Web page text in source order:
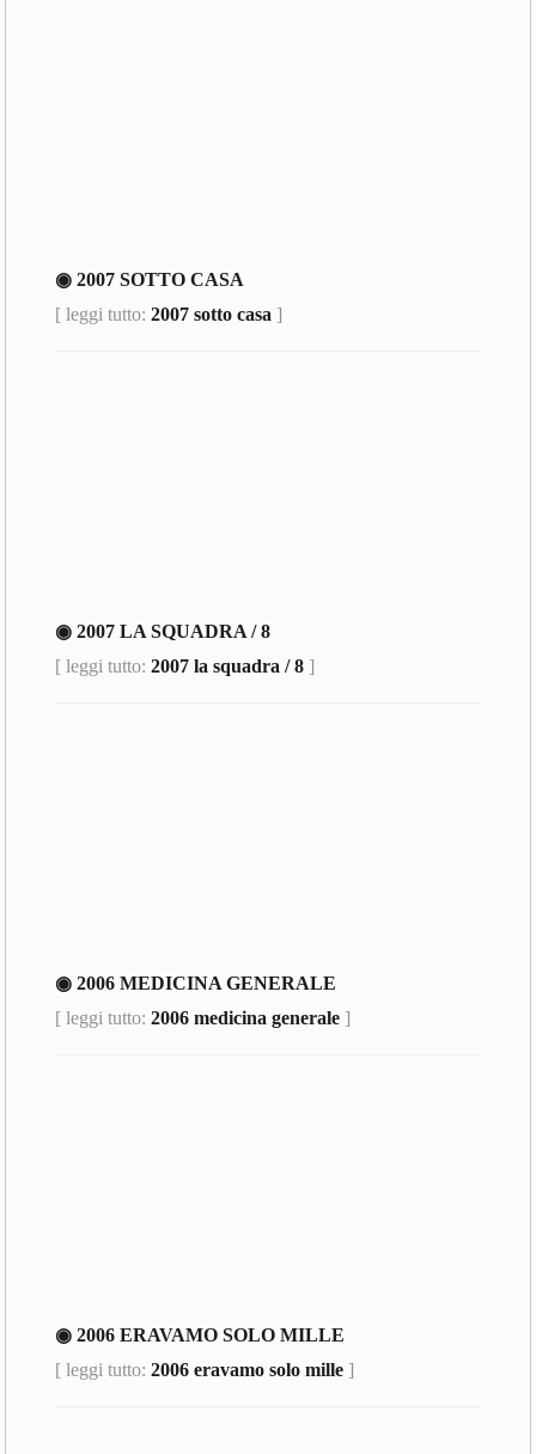
◉ 2007 SOTTO CASA
[ leggi tutto:2007 sotto casa ]
◉ 2007 LA SQUADRA / 8
[ leggi tutto:2007 la squadra / 8 ]
◉ 2006 MEDICINA GENERALE
[ leggi tutto:2006 medicina generale ]
◉ 2006 ERAVAMO SOLO MILLE
[ leggi tutto:2006 eravamo solo mille ]